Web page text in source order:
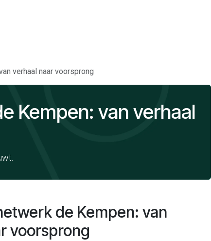
verhaal naar voorsprong
Kempen: van verhaal
de Kempen: van
voorsprong